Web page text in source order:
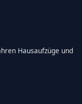
Hausaufzüge und